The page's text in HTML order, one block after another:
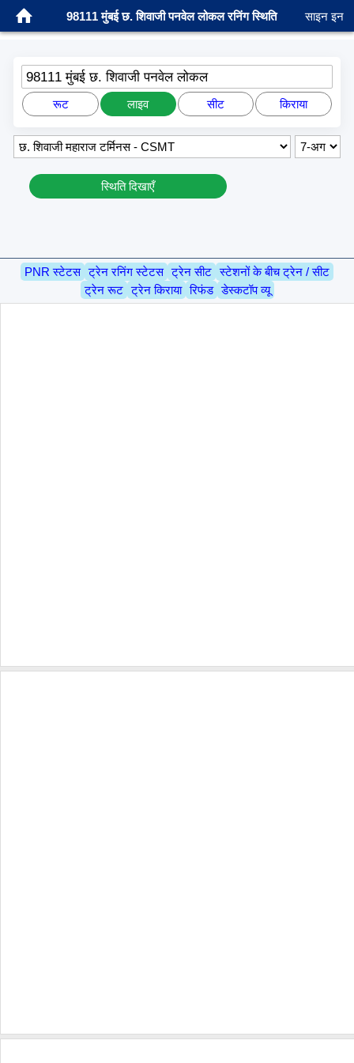
98111 मुंबई छ. शिवाजी पनवेल लोकल रनिंग स्थिति साइन इन
98111 मुंबई छ. शिवाजी पनवेल लोकल
रूट लाइव सीट किराया
स्थिति दिखाएँ
PNR स्टेटस ट्रेन रनिंग स्टेटस ट्रेन सीट स्टेशनों के बीच ट्रेन / सीट
ट्रेन रूट ट्रेन किराया रिफंड डेस्कटॉप व्यू